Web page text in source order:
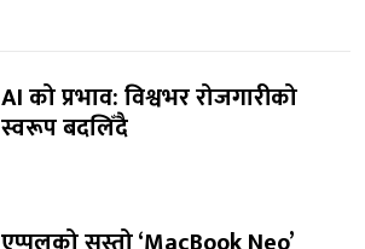
AI को प्रभाव: विश्वभर रोजगारीको
स्वरूप बदलिँदै